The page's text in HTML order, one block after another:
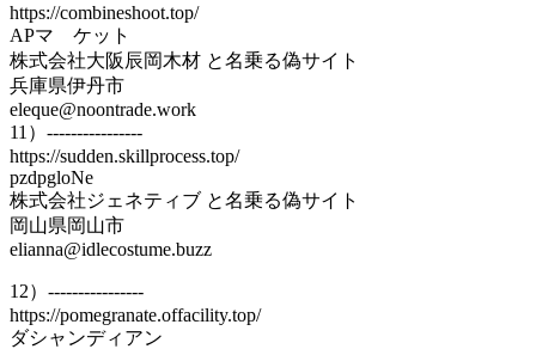
https://combineshoot.top/
APマ ケット
株式会社大阪辰岡木材 と名乗る偽サイト
兵庫県伊丹市
eleque@noontrade.work
11）----------------
https://sudden.skillprocess.top/
pzdpgloNe
株式会社ジェネティブ と名乗る偽サイト
岡山県岡山市
elianna@idlecostume.buzz
12）----------------
https://pomegranate.offacility.top/
ダシャンディアン